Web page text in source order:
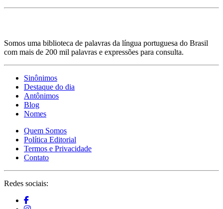
Somos uma biblioteca de palavras da língua portuguesa do Brasil
com mais de 200 mil palavras e expressões para consulta.
Sinônimos
Destaque do dia
Antônimos
Blog
Nomes
Quem Somos
Política Editorial
Termos e Privacidade
Contato
Redes sociais: